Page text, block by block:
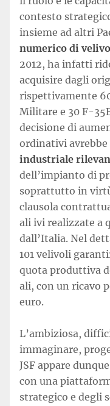
contesto
insieme ad altri
numerico di
2012, ha infatti
acquisire dagli
rispettivamente
Militare e 30 F-
decisione di
ordinativi
industriale
dell’impianto di
soprattutto in
clausola
ali ivi realizzate a
dall’Italia. Nel
101 velivoli
quota produttiva
ali, con un ricavo
euro.
L’ambiziosa,
immaginare,
JSF appare
con una
strategico e degli